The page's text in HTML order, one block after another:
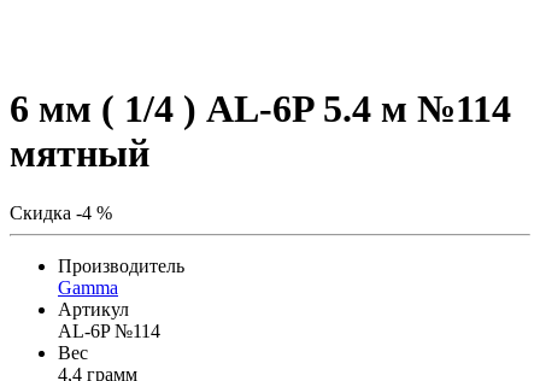
6 мм ( 1/4 ) AL-6P 5.4 м №114
мятный
Скидка -4 %
Производитель
Gamma
Артикул
AL-6P №114
Вес
4,4 грамм